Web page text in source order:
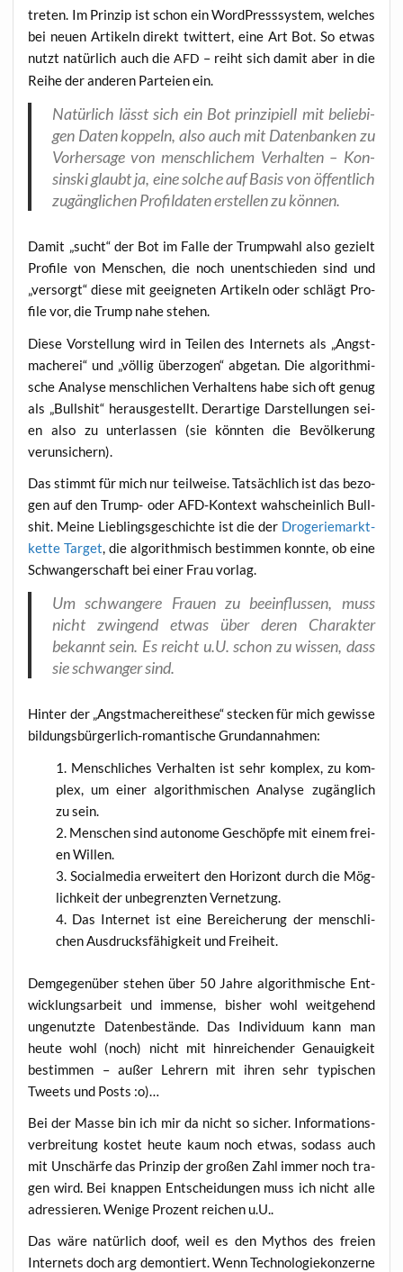
tre­ten. Im Prin­zip ist schon ein Word­Press­sys­tem, wel­ches
bei neu­en Arti­keln direkt twit­tert, eine Art Bot. So etwas
nutzt natür­lich auch die AFD – reiht sich damit aber in die
Rei­he der ande­ren Par­tei­en ein.
Natür­lich lässt sich ein Bot prin­zi­pi­ell mit belie­bi­
gen Daten kop­peln, also auch mit Daten­ban­ken zu
Vor­her­sa­ge von mensch­li­chem Ver­hal­ten – Kon­
sin­ski glaubt ja, eine sol­che auf Basis von öffent­lich
zugäng­li­chen Pro­fil­da­ten erstel­len zu können.
Damit „sucht“ der Bot im Fal­le der Trump­wahl also gezielt
Pro­fi­le von Men­schen, die noch unent­schie­den sind und
„ver­sorgt“ die­se mit geeig­ne­ten Arti­keln oder schlägt Pro­
fi­le vor, die Trump nahe stehen.
Die­se Vor­stel­lung wird in Tei­len des Inter­nets als „Angst­
ma­che­rei“ und „völ­lig über­zo­gen“ abge­tan. Die algo­rith­mi­
sche Ana­ly­se mensch­li­chen Ver­hal­tens habe sich oft genug
als „Bull­shit“ her­aus­ge­stellt. Der­ar­ti­ge Dar­stel­lun­gen sei­
en also zu unter­las­sen (sie könn­ten die Bevöl­ke­rung
verunsichern).
Das stimmt für mich nur teil­wei­se. Tat­säch­lich ist das bezo­
gen auf den Trump- oder AFD-Kon­text wah­schein­lich Bull­
shit. Mei­ne Lieb­lings­ge­schich­te ist die der Dro­ge­rie­markt­
ket­te Tar­get, die algo­rith­misch bestim­men konn­te, ob eine
Schwan­ger­schaft bei einer Frau vorlag.
Um schwan­ge­re Frau­en zu beein­flus­sen, muss
nicht zwin­gend etwas über deren Cha­rak­ter
bekannt sein. Es reicht u.U. schon zu wis­sen, dass
sie schwan­ger sind.
Hin­ter der „Angst­ma­che­rei­the­se“ ste­cken für mich gewis­se
bil­dungs­bür­ger­lich-roman­ti­sche Grundannahmen:
Mensch­li­ches Ver­hal­ten ist sehr kom­plex, zu kom­
plex, um einer algo­rith­mi­schen Ana­ly­se zugäng­lich
zu sein.
Men­schen sind auto­no­me Geschöp­fe mit einem frei­
en Willen.
Social­me­dia erwei­tert den Hori­zont durch die Mög­
lich­keit der unbe­grenz­ten Vernetzung.
Das Inter­net ist eine Berei­che­rung der mensch­li­
chen Aus­drucks­fä­hig­keit und Freiheit.
Dem­ge­gen­über ste­hen über 50 Jah­re algo­rith­mi­sche Ent­
wick­lungs­ar­beit und immense, bis­her wohl weit­ge­hend
unge­nutz­te Daten­be­stän­de. Das Indi­vi­du­um kann man
heu­te wohl (noch) nicht mit hin­rei­chen­der Genau­ig­keit
bestim­men – außer Leh­rern mit ihren sehr typi­schen
Tweets und Posts :o)…
Bei der Mas­se bin ich mir da nicht so sicher. Infor­ma­ti­ons­
ver­brei­tung kos­tet heu­te kaum noch etwas, sodass auch
mit Unschär­fe das Prin­zip der gro­ßen Zahl immer noch tra­
gen wird. Bei knap­pen Ent­schei­dun­gen muss ich nicht alle
adres­sie­ren. Weni­ge Pro­zent rei­chen u.U..
Das wäre natür­lich doof, weil es den Mythos des frei­en
Inter­nets doch arg demon­tiert. Wenn Tech­no­lo­gie­kon­zer­ne